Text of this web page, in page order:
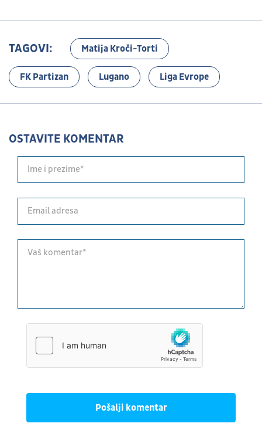
TAGOVI: Matija Kroči-Torti
FK Partizan Lugano Liga Evrope
OSTAVITE KOMENTAR
Pošalji komentar